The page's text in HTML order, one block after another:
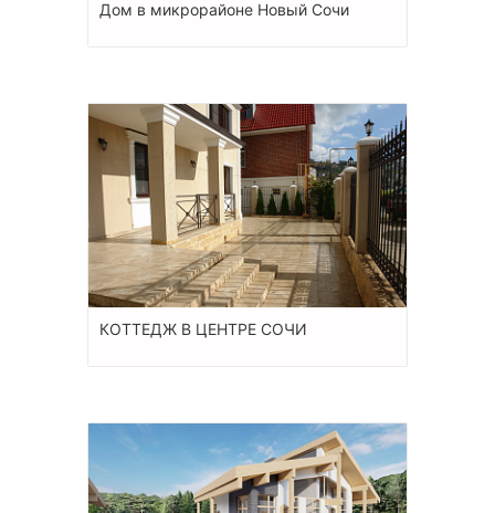
Дом в микрорайоне Новый Сочи
КОТТЕДЖ В ЦЕНТРЕ СОЧИ